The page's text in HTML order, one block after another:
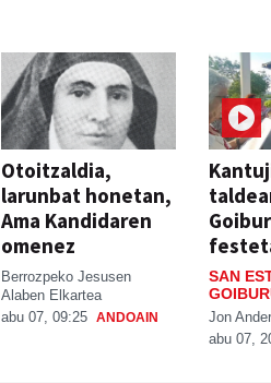
Otoitzaldia,
larunbat honetan,
Ama Kandidaren
omenez
Berrozpeko Jesusen
Alaben Elkartea
abu 07, 09:25 ANDOAIN
SAN
Jon
abu 07,